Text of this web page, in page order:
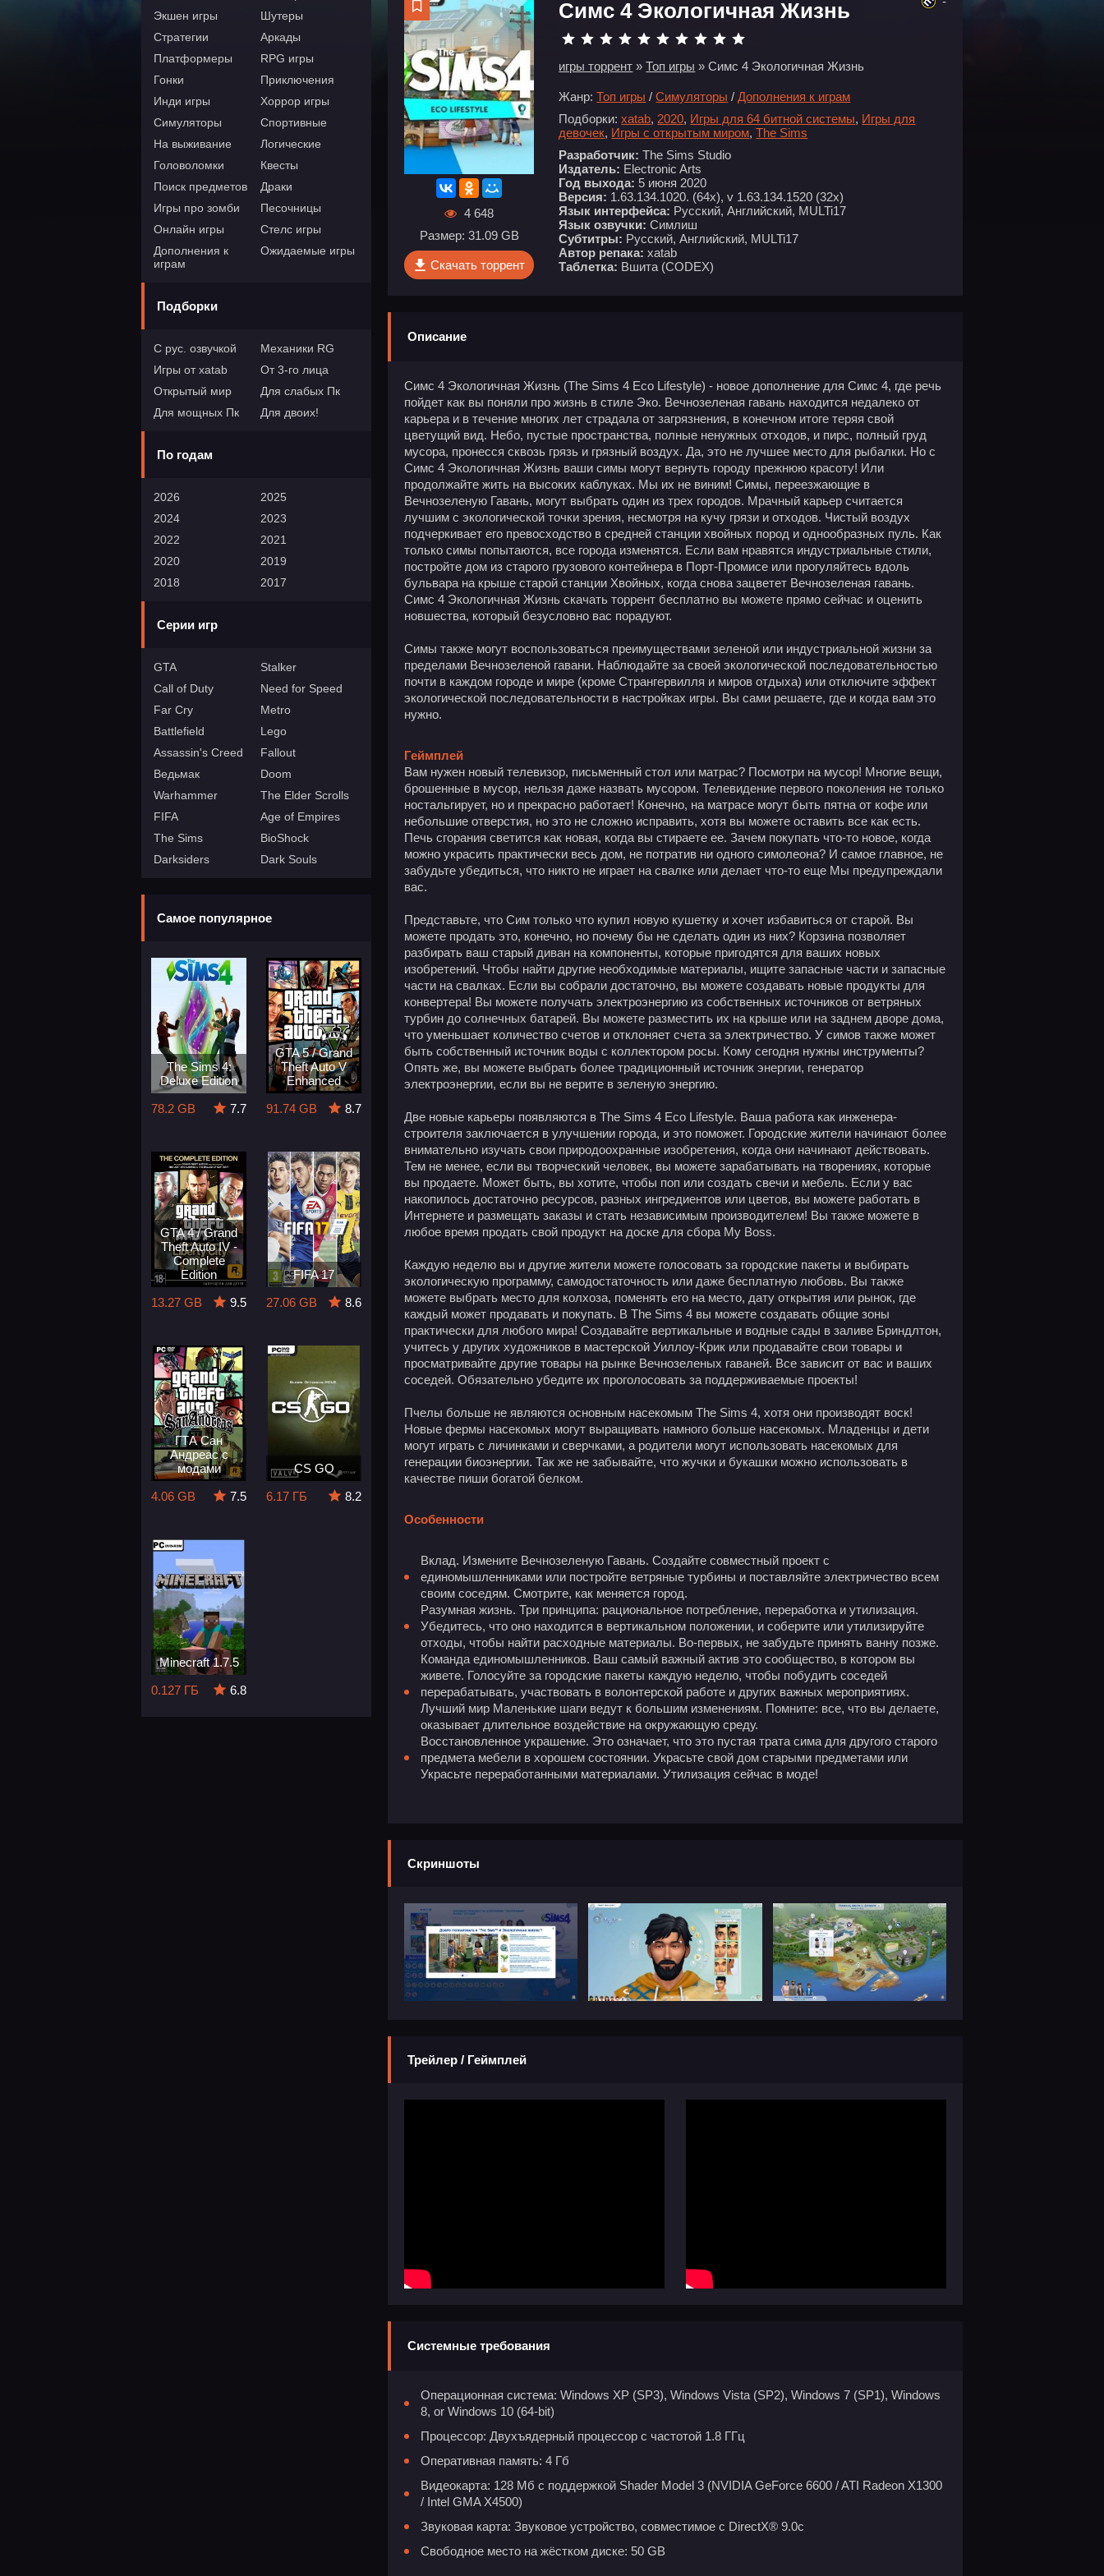
Экшен игры
Шутеры
Стратегии
Аркады
Платформеры
RPG игры
Гонки
Приключения
Инди игры
Хоррор игры
Симуляторы
Спортивные
На выживание
Логические
Головоломки
Квесты
Поиск предметов
Драки
Игры про зомби
Песочницы
Онлайн игры
Стелс игры
Дополнения к
играм
Ожидаемые игры
Подборки
С рус. озвучкой
Механики RG
Игры от xatab
От 3-го лица
Открытый мир
Для слабых Пк
Для мощных Пк
Для двоих!
По годам
2026
2025
2024
2023
2022
2021
2020
2019
2018
2017
Серии игр
GTA
Stalker
Call of Duty
Need for Speed
Far Cry
Metro
Battlefield
Lego
Assassin's Creed
Fallout
Ведьмак
Doom
Warhammer
The Elder Scrolls
FIFA
Age of Empires
The Sims
BioShock
Darksiders
Dark Souls
Самое популярное
The Sims 4:
Deluxe Edition
78.2 GB
7.7
GTA 5 / Grand
Theft Auto V
Enhanced
91.74 GB
8.7
GTA 4 / Grand
Theft Auto IV -
Complete
Edition
13.27 GB
9.5
FIFA 17
27.06 GB
8.6
ГТА Сан
Андреас с
модами
4.06 GB
7.5
CS GO
6.17 ГБ
8.2
Minecraft 1.7.5
0.127 ГБ
6.8
4 648
Размер: 31.09 GB
Скачать торрент
Симс 4 Экологичная Жизнь
игры торрент »Топ игры » Симс 4 Экологичная Жизнь
Жанр: Топ игры /Симуляторы /Дополнения к играм
Подборки: xatab, 2020, Игры для 64 битной системы, Игры для
девочек, Игры с открытым миром,The Sims
Разработчик: The Sims Studio
Издатель: Electronic Arts
Год выхода: 5 июня 2020
Версия: 1.63.134.1020. (64х), v 1.63.134.1520 (32х)
Язык интерфейса: Русский, Английский, MULTi17
Язык озвучки: Симлиш
Субтитры: Русский, Английский, MULTi17
Автор репака: xatab
Таблетка: Вшита (CODEX)
Описание
Симс 4 Экологичная Жизнь (The Sims 4 Eco Lifestyle) - новое дополнение для Симс 4, где речь
пойдет как вы поняли про жизнь в стиле Эко. Вечнозеленая гавань находится недалеко от
карьера и в течение многих лет страдала от загрязнения, в конечном итоге теряя свой
цветущий вид. Небо, пустые пространства, полные ненужных отходов, и пирс, полный груд
мусора, пронесся сквозь грязь и грязный воздух. Да, это не лучшее место для рыбалки. Но с
Симс 4 Экологичная Жизнь ваши симы могут вернуть городу прежнюю красоту! Или
продолжайте жить на высоких каблуках. Мы их не виним! Симы, переезжающие в
Вечнозеленую Гавань, могут выбрать один из трех городов. Мрачный карьер считается
лучшим с экологической точки зрения, несмотря на кучу грязи и отходов. Чистый воздух
подчеркивает его превосходство в средней станции хвойных пород и однообразных пуль. Как
только симы попытаются, все города изменятся. Если вам нравятся индустриальные стили,
постройте дом из старого грузового контейнера в Порт-Промисе или прогуляйтесь вдоль
бульвара на крыше старой станции Хвойных, когда снова зацветет Вечнозеленая гавань.
Симс 4 Экологичная Жизнь скачать торрент бесплатно вы можете прямо сейчас и оценить
новшества, который безусловно вас порадуют.
Симы также могут воспользоваться преимуществами зеленой или индустриальной жизни за
пределами Вечнозеленой гавани. Наблюдайте за своей экологической последовательностью
почти в каждом городе и мире (кроме Странгервилля и миров отдыха) или отключите эффект
экологической последовательности в настройках игры. Вы сами решаете, где и когда вам это
нужно.
Геймплей
Вам нужен новый телевизор, письменный стол или матрас? Посмотри на мусор! Многие вещи,
брошенные в мусор, нельзя даже назвать мусором. Телевидение первого поколения не только
ностальгирует, но и прекрасно работает! Конечно, на матрасе могут быть пятна от кофе или
небольшие отверстия, но это не сложно исправить, хотя вы можете оставить все как есть.
Печь сгорания светится как новая, когда вы стираете ее. Зачем покупать что-то новое, когда
можно украсить практически весь дом, не потратив ни одного симолеона? И самое главное, не
забудьте убедиться, что никто не играет на свалке или делает что-то еще Мы предупреждали
вас.
Представьте, что Сим только что купил новую кушетку и хочет избавиться от старой. Вы
можете продать это, конечно, но почему бы не сделать один из них? Корзина позволяет
разбирать ваш старый диван на компоненты, которые пригодятся для ваших новых
изобретений. Чтобы найти другие необходимые материалы, ищите запасные части и запасные
части на свалках. Если вы собрали достаточно, вы можете создавать новые продукты для
конвертера! Вы можете получать электроэнергию из собственных источников от ветряных
турбин до солнечных батарей. Вы можете разместить их на крыше или на заднем дворе дома,
что уменьшает количество счетов и отклоняет счета за электричество. У симов также может
быть собственный источник воды с коллектором росы. Кому сегодня нужны инструменты?
Опять же, вы можете выбрать более традиционный источник энергии, генератор
электроэнергии, если вы не верите в зеленую энергию.
Две новые карьеры появляются в The Sims 4 Eco Lifestyle. Ваша работа как инженера-
строителя заключается в улучшении города, и это поможет. Городские жители начинают более
внимательно изучать свои природоохранные изобретения, когда они начинают действовать.
Тем не менее, если вы творческий человек, вы можете зарабатывать на творениях, которые
вы продаете. Может быть, вы хотите, чтобы поп или создать свечи и мебель. Если у вас
накопилось достаточно ресурсов, разных ингредиентов или цветов, вы можете работать в
Интернете и размещать заказы и стать независимым производителем! Вы также можете в
любое время продать свой продукт на доске для сбора My Boss.
Каждую неделю вы и другие жители можете голосовать за городские пакеты и выбирать
экологическую программу, самодостаточность или даже бесплатную любовь. Вы также
можете выбрать место для колхоза, поменять его на место, дату открытия или рынок, где
каждый может продавать и покупать. В The Sims 4 вы можете создавать общие зоны
практически для любого мира! Создавайте вертикальные и водные сады в заливе Бриндлтон,
учитесь у других художников в мастерской Уиллоу-Крик или продавайте свои товары и
просматривайте другие товары на рынке Вечнозеленых гаваней. Все зависит от вас и ваших
соседей. Обязательно убедите их проголосовать за поддерживаемые проекты!
Пчелы больше не являются основным насекомым The Sims 4, хотя они производят воск!
Новые фермы насекомых могут выращивать намного больше насекомых. Младенцы и дети
могут играть с личинками и сверчками, а родители могут использовать насекомых для
генерации биоэнергии. Так же не забывайте, что жучки и букашки можно использовать в
качестве пиши богатой белком.
Особенности
Вклад. Измените Вечнозеленую Гавань. Создайте совместный проект с
единомышленниками или постройте ветряные турбины и поставляйте электричество всем
своим соседям. Смотрите, как меняется город.
Разумная жизнь. Три принципа: рациональное потребление, переработка и утилизация.
Убедитесь, что оно находится в вертикальном положении, и соберите или утилизируйте
отходы, чтобы найти расходные материалы. Во-первых, не забудьте принять ванну позже.
Команда единомышленников. Ваш самый важный актив это сообщество, в котором вы
живете. Голосуйте за городские пакеты каждую неделю, чтобы побудить соседей
перерабатывать, участвовать в волонтерской работе и других важных мероприятиях.
Лучший мир Маленькие шаги ведут к большим изменениям. Помните: все, что вы делаете,
оказывает длительное воздействие на окружающую среду.
Восстановленное украшение. Это означает, что это пустая трата сима для другого старого
предмета мебели в хорошем состоянии. Украсьте свой дом старыми предметами или
Украсьте переработанными материалами. Утилизация сейчас в моде!
Скриншоты
Трейлер / Геймплей
Системные требования
Операционная система: Windows XP (SP3), Windows Vista (SP2), Windows 7 (SP1), Windows
8, or Windows 10 (64-bit)
Процессор: Двухъядерный процессор с частотой 1.8 ГГц
Оперативная память: 4 Гб
Видеокарта: 128 Мб с поддержкой Shader Model 3 (NVIDIA GeForce 6600 / ATI Radeon X1300
/ Intel GMA X4500)
Звуковая карта: Звуковое устройство, совместимое с DirectX® 9.0с
Свободное место на жёстком диске: 50 GB